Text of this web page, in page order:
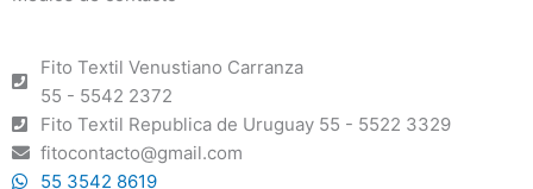
Fito Textil Venustiano Carranza
55 - 5542 2372
Fito Textil Republica de Uruguay 55 - 5522 3329
fitocontacto@gmail.com
55 3542 8619